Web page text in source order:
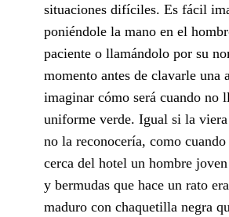
situaciones difíciles. Es fácil
poniéndole la mano en el
paciente o llamándolo por su
momento antes de clavarle una
imaginar cómo será cuando no
uniforme verde. Igual si la
no la reconocería, como cuando
cerca del hotel un hombre
y bermudas que hace un rato
maduro con chaquetilla negra